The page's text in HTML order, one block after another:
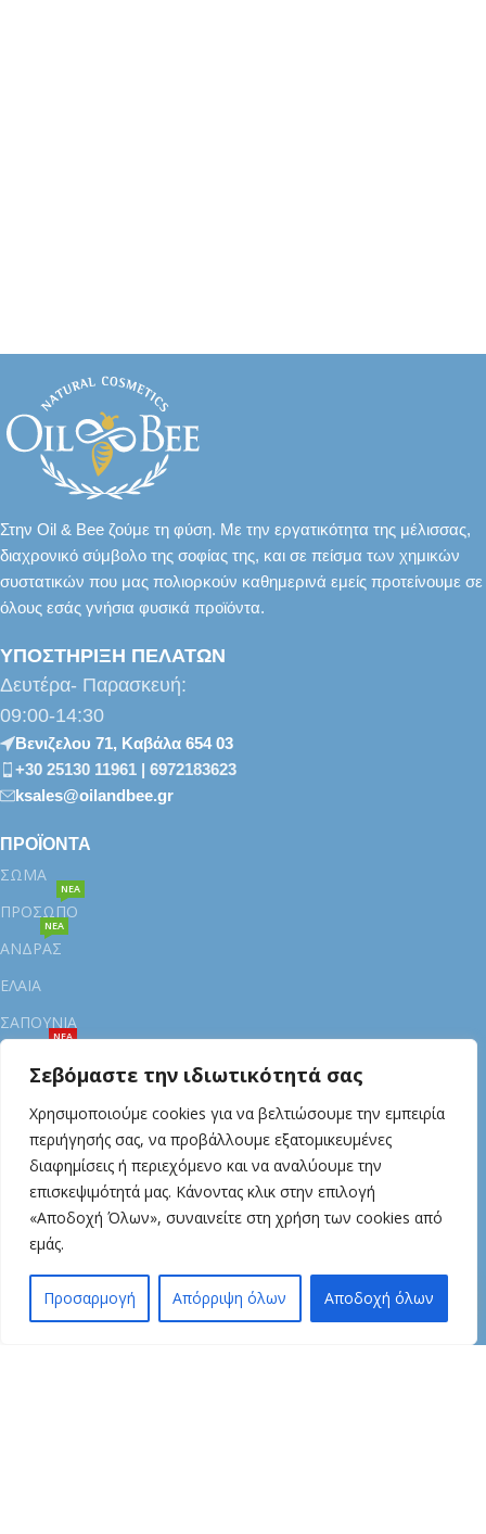
Σεβόμαστε την ιδιωτικότητά σας
Χρησιμοποιούμε cookies για να βελτιώσουμε την εμπειρία
περιήγησής σας, να προβάλλουμε εξατομικευμένες
διαφημίσεις ή περιεχόμενο και να αναλύουμε την
επισκεψιμότητά μας. Κάνοντας κλικ στην επιλογή
«Αποδοχή Όλων», συναινείτε στη χρήση των cookies από
εμάς.
Προσαρμογή Απόρριψη όλων Αποδοχή όλων
Στην Oil & Bee ζούμε τη φύση. Με την εργατικότητα της μέλισσας,
διαχρονικό σύμβολο της σοφίας της, και σε πείσμα των χημικών
συστατικών που μας πολιορκούν καθημερινά εμείς προτείνουμε σε
όλους εσάς γνήσια φυσικά προϊόντα.
ΥΠΟΣΤΗΡΙΞΗ ΠΕΛΑΤΩΝ
Δευτέρα- Παρασκευή:
09:00-14:30
Βενιζελου 71, Καβάλα 654 03
+30 25130 11961 | 6972183623
ksales@oilandbee.gr
ΠΡΟΪΟΝΤΑ
ΣΩΜΑ
ΠΡΟΣΩΠΟ
ΝΕΑ
ΑΝΔΡΑΣ
ΝΕΑ
ΕΛΑΙΑ
ΣΑΠΟΥΝΙΑ
ΝΕΑ
ΔΩΡΑ
ΟΡΟΙ & ΠΡΟΥΠΟΘΕΣΕΙΣ
ΟΡΟΙ ΧΡΗΣΗΣ
ΠΟΛΙΤΙΚΗ ΑΠΟΡΡΗΤΟΥ
ΟΡΟΙ ΠΛΗΡΩΜΗΣ
ΟΡΟΙ ΑΠΟΣΤΟΛΗΣ
🐝